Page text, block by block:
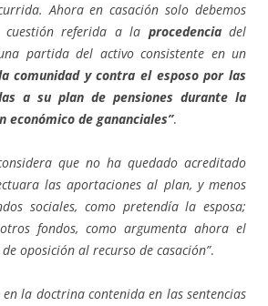
Ahora en casación solo debemos
referida a la procedenciadel
partida del activo consistente en un
comunidad y contra el esposo por las
a su plan de pensiones durante la
económico de gananciales”.
que no ha quedado acreditado
las aportaciones al plan, y menos
sociales, como pretendía la esposa;
fondos, como argumenta ahora el
oposición al recurso de casación”.
la doctrina contenida en las sentencias